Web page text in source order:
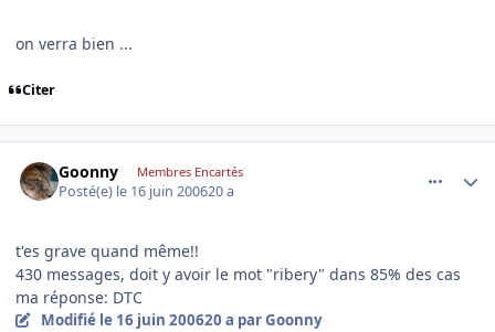
on verra bien ...
Citer
Goonny Membres Encartés
Posté(e) le 16 juin 200620 a
t'es grave quand même!!
430 messages, doit y avoir le mot "ribery" dans 85% des cas
ma réponse: DTC
Modifié le 16 juin 200620 a par Goonny